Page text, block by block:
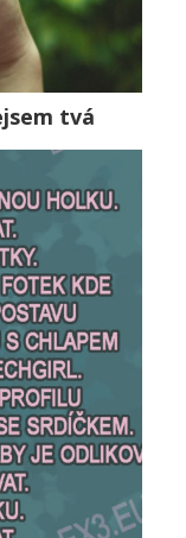
nejsem tvá
tvá